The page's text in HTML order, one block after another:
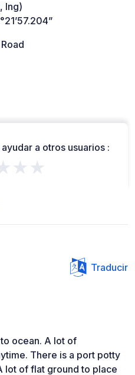
lng)
a otros usuarios :
Traducir
ocean. A lot of
There is a port potty
lot of flat ground to place